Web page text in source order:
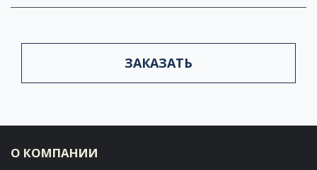
ЗАКАЗАТЬ
О КОМПАНИИ